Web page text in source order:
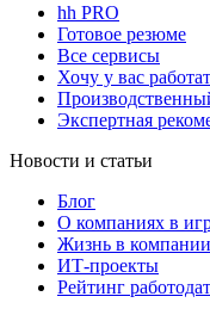
hh PRO
Готовое резюме
Все сервисы
Хочу у вас
Экспертная
Новости и статьи
Блог
О компаниях в
Жизнь в компании
ИТ-проекты
Рейтинг